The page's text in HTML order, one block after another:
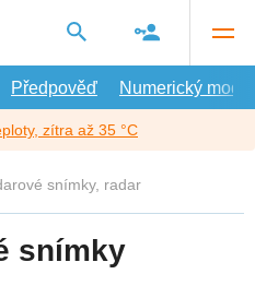
Předpověď Numerický model
zítra až 35 °C
snímky, radar
snímky